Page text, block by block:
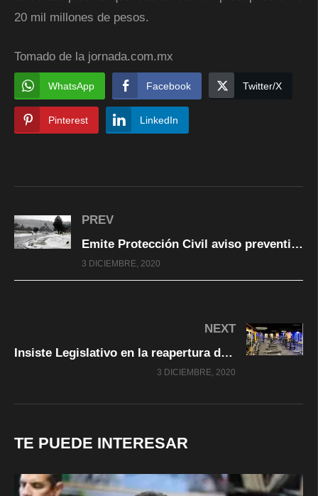
20 mil millones de pesos.
Tomado de la jornada.com.mx
WhatsApp Facebook Twitter/X
Pinterest LinkedIn
PREV
Emite Protección Civil aviso preventivo por posible nieve y aguanieve en la región serrana
3 DICIEMBRE, 2020
NEXT
Insiste Legislativo en la reapertura de centros deportivos y gimnasios
3 DICIEMBRE, 2020
TE PUEDE INTERESAR